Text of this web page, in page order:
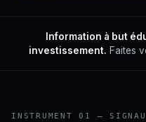
Information à but
investissement. Faites
INSTRUMENT 01 —